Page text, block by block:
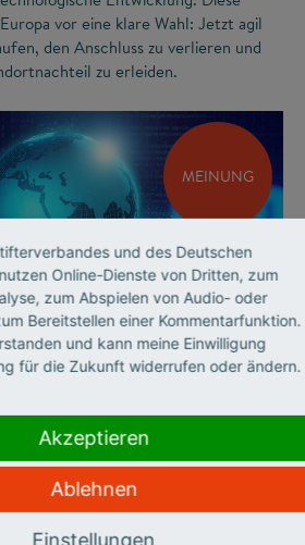
vor eine klare Wahl: Jetzt agil
den Anschluss zu verlieren und
zu erleiden.
MEINUNG
©
über
und des Deutschen
Online-Dienste von Dritten, zum
zum Abspielen von Audio- oder
Bereitstellen einer Kommentarfunktion.
und kann meine Einwilligung
für die Zukunft widerrufen oder ändern.
Akzeptieren
Ablehnen
Einstellungen